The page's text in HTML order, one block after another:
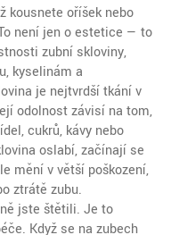
kousnete oříšek nebo
není jen o estetice — to
zubní skloviny,
kyselinám a
je nejtvrdší tkání v
odolnost závisí na tom,
cukrů, kávy nebo
oslabí, začínají se
mění v větší poškození,
ztrátě zubu.
jste štětili. Je to
Když se na zubech